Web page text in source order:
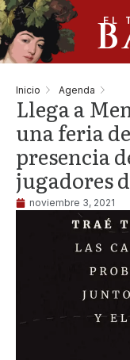
EL
Inicio Agenda
Llega a
una feria
presencia
jugadores
noviembre 3, 2021